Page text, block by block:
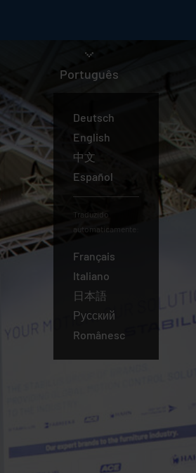
Português
Deutsch
English
中文
Español
Traduzido
automaticamente:
Français
Italiano
日本語
Português
Русский
Românesc